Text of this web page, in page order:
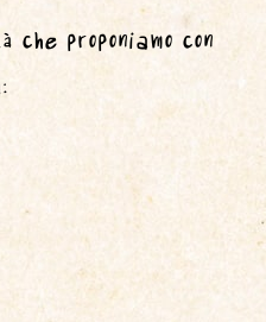
proponiamo con